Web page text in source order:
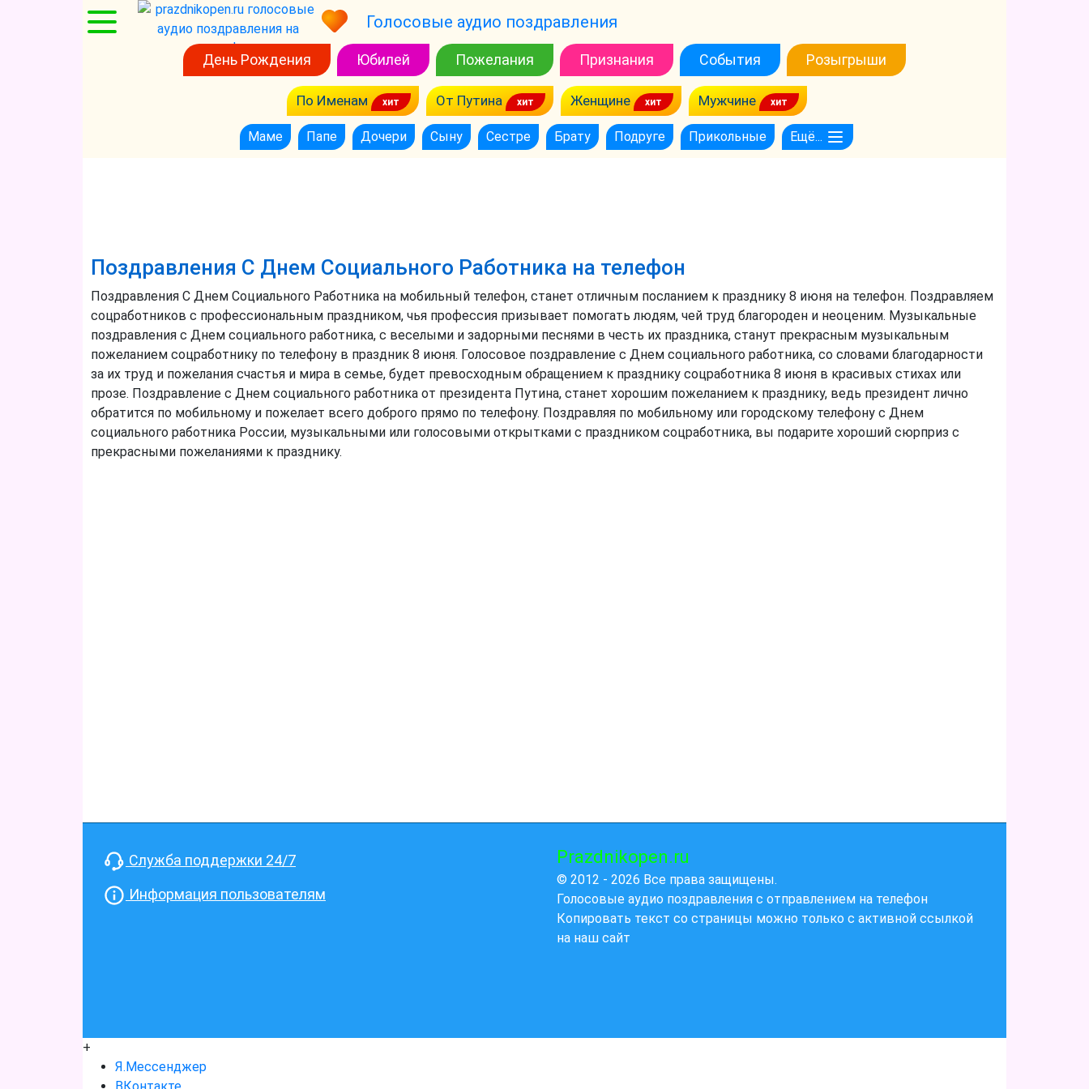
Голосовые аудио поздравления
День Рождения Юбилей Пожелания Признания События Розыгрыши
По Именам От Путина Женщине Мужчине
Маме Папе Дочери Сыну Сестре Брату Подруге Прикольные Ещё...
Поздравления С Днем Социального Работника на телефон
Поздравления С Днем Социального Работника на мобильный телефон, станет отличным посланием к празднику 8 июня на телефон. Поздравляем
соцработников с профессиональным праздником, чья профессия призывает помогать людям, чей труд благороден и неоценим. Музыкальные
поздравления с Днем социального работника, с веселыми и задорными песнями в честь их праздника, станут прекрасным музыкальным
пожеланием соцработнику по телефону в праздник 8 июня. Голосовое поздравление с Днем социального работника, со словами благодарности
за их труд и пожелания счастья и мира в семье, будет превосходным обращением к празднику соцработника 8 июня в красивых стихах или
прозе. Поздравление с Днем социального работника от президента Путина, станет хорошим пожеланием к празднику, ведь президент лично
обратится по мобильному и пожелает всего доброго прямо по телефону. Поздравляя по мобильному или городскому телефону с Днем
социального работника России, музыкальными или голосовыми открытками с праздником соцработника, вы подарите хороший сюрприз с
прекрасными пожеланиями к празднику.
Служба поддержки 24/7
Информация пользователям
Prazdnikopen.ru
© 2012 - 2026 Все права защищены.
Голосовые аудио поздравления с отправлением на телефон
Копировать текст со страницы можно только с активной ссылкой
на наш сайт
+
Я.Мессенджер